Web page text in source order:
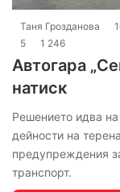
Таня Грозданова
5
1 246
Автогара
натиск
Решението идва
дейности на
предупреждения
транспорт.